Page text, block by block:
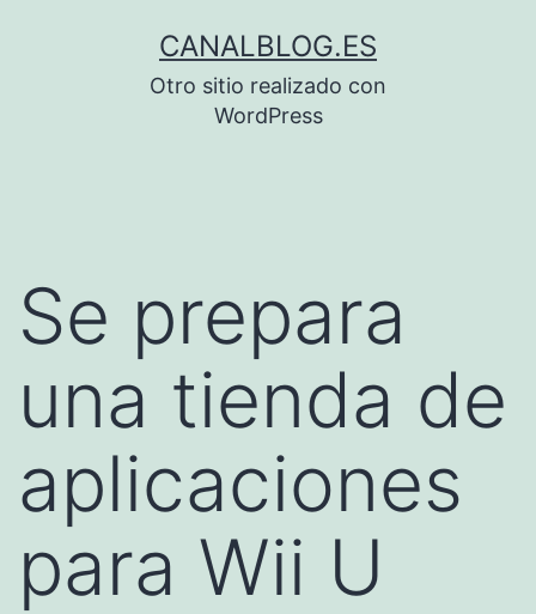
CANALBLOG.ES
Otro sitio realizado con
WordPress
Se prepara
una tienda de
aplicaciones
para Wii U